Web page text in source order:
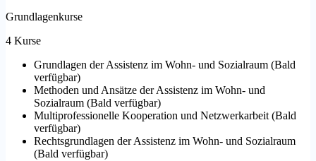
Grundlagenkurse
4 Kurse
Grundlagen der Assistenz im Wohn- und Sozialraum (Bald
verfügbar)
Methoden und Ansätze der Assistenz im Wohn- und
Sozialraum (Bald verfügbar)
Multiprofessionelle Kooperation und Netzwerkarbeit (Bald
verfügbar)
Rechtsgrundlagen der Assistenz im Wohn- und Sozialraum
(Bald verfügbar)